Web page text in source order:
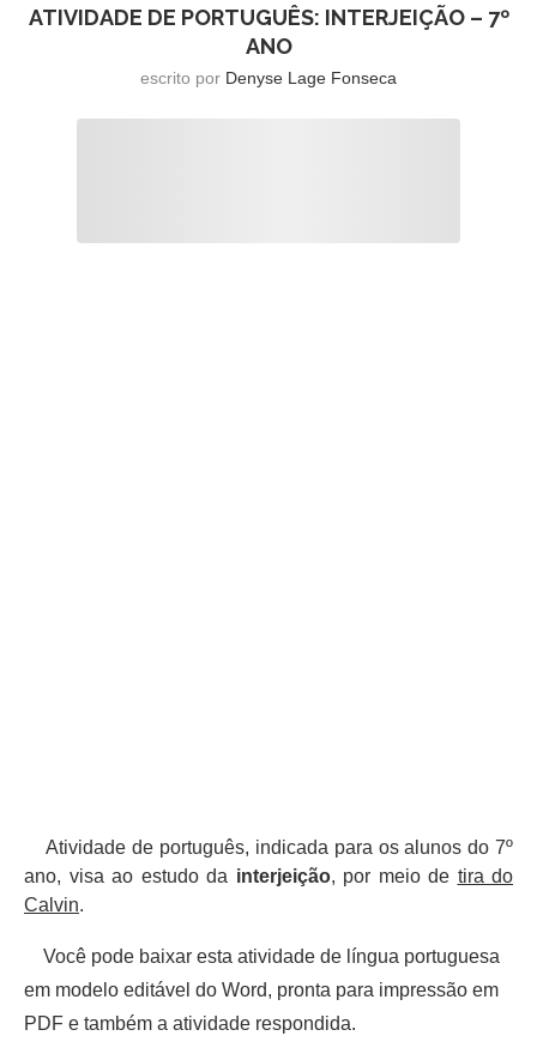
ATIVIDADE DE PORTUGUÊS: INTERJEIÇÃO – 7º
ANO
escrito por Denyse Lage Fonseca
Atividade de português, indicada para os alunos do 7º
ano, visa ao estudo da interjeição, por meio de tira do
Calvin.
Você pode baixar esta atividade de língua portuguesa
em modelo editável do Word, pronta para impressão em
PDF e também a atividade respondida.